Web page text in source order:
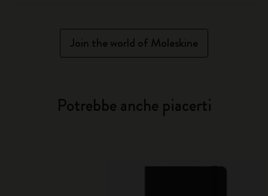
Join the world of Moleskine
Potrebbe anche piacerti